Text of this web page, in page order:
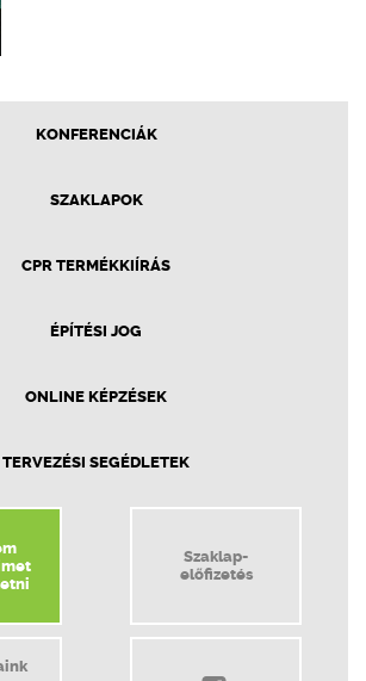
KONFERENCIÁK
SZAKLAPOK
CPR TERMÉKKIÍRÁS
ÉPÍTÉSI JOG
ONLINE KÉPZÉSEK
TERVEZÉSI SEGÉDLETEK
Szaklap-
előfizetés